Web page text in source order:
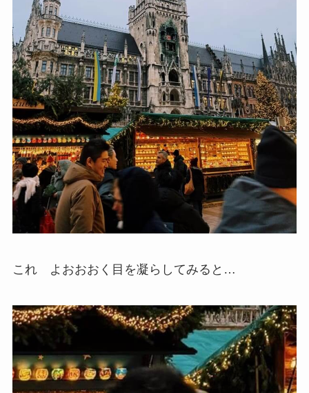
これ よおおおく目を凝らしてみると…